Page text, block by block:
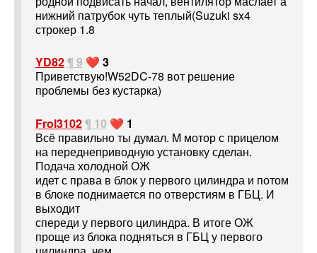
нижний патрубок чуть теплый(Suzuki sx4
строкер 1.8
YD82¶ 9 ❤️ 3
Приветствую!W52DC-78 вот решение
проблемы без кустарка)
Frol3102¶ 10 ❤️ 1
Всё правильно ты думал. M мотор с прицелом
на переднеприводную установку сделан.
Подача холодной ОЖ
идет с права в блок у первого цилиндра и потом
в блоке поднимается по отверстиям в ГБЦ. И
выходит
спереди у первого цилиндра. В итоге ОЖ
проще из блока подняться в ГБЦ у первого